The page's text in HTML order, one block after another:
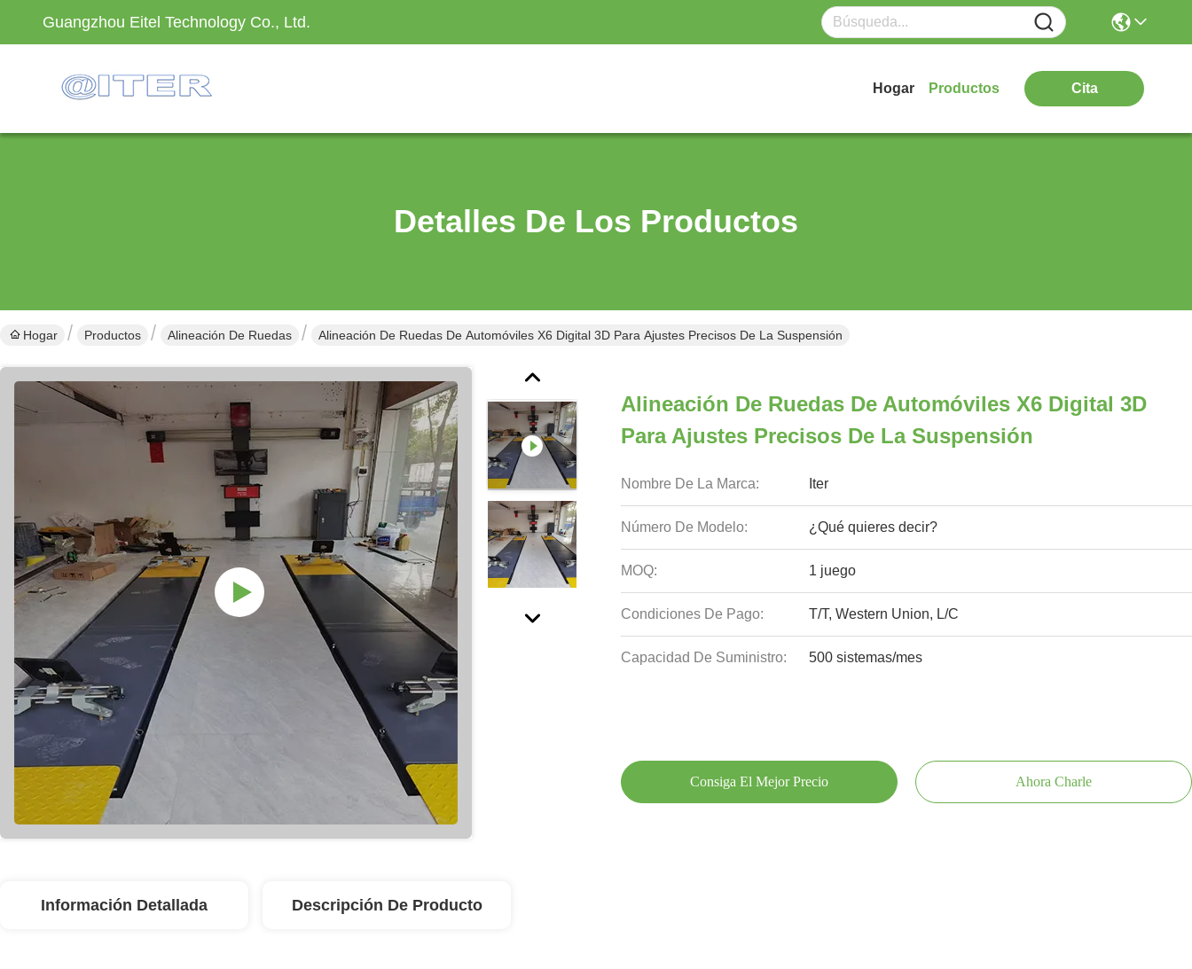
Guangzhou Eitel Technology Co., Ltd.
Hogar Productos Cita
Detalles De Los Productos
Hogar Productos Alineación De Ruedas Alineación De Ruedas De Automóviles X6 Digital 3D Para Ajustes Precisos De La Suspensión
Alineación De Ruedas De Automóviles X6 Digital 3D
Para Ajustes Precisos De La Suspensión
Nombre De La Marca: Iter
Número De Modelo: ¿Qué quieres decir?
MOQ: 1 juego
Condiciones De Pago: T/T, Western Union, L/C
Capacidad De Suministro: 500 sistemas/mes
Consiga El Mejor Precio Ahora Charle
Información Detallada Descripción De Producto